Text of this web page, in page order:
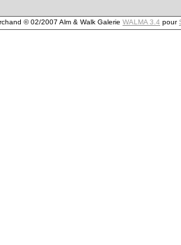
© 02/2007 Alm & Walk Galerie WALMA 3.4 pour